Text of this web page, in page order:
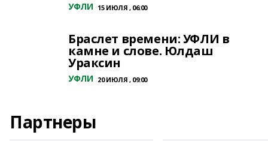
УФЛИ 15 ИЮЛЯ , 06:00
Браслет времени: УФЛИ в
камне и слове. Юлдаш
Ураксин
УФЛИ 20 ИЮЛЯ , 09:00
Партнеры